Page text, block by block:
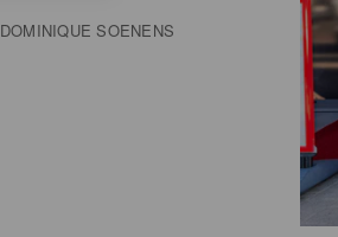
DOMINIQUE SOENENS